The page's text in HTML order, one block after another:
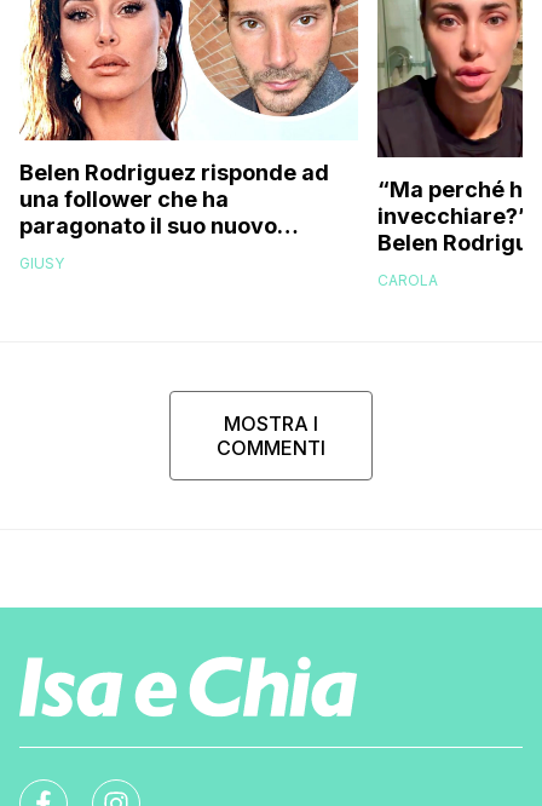
Belen Rodriguez risponde ad
una follower che ha
paragonato il suo nuovo
compagno all’ex marito
GIUSY
“Ma perché
Belen
CAROLA
MOSTRA I
COMMENTI